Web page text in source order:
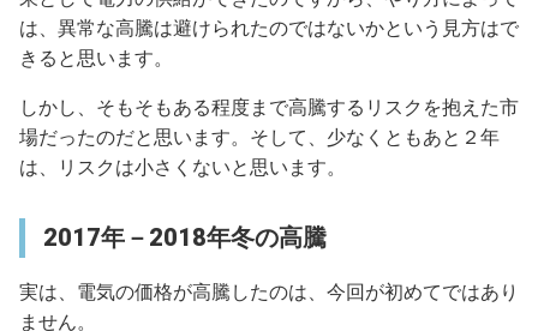
は、異常な高騰は避けられたのではないかという見方はで
きると思います。
しかし、そもそもある程度まで高騰するリスクを抱えた市
場だったのだと思います。そして、少なくともあと２年
は、リスクは小さくないと思います。
2017年－2018年冬の高騰
実は、電気の価格が高騰したのは、今回が初めてではあり
ません。